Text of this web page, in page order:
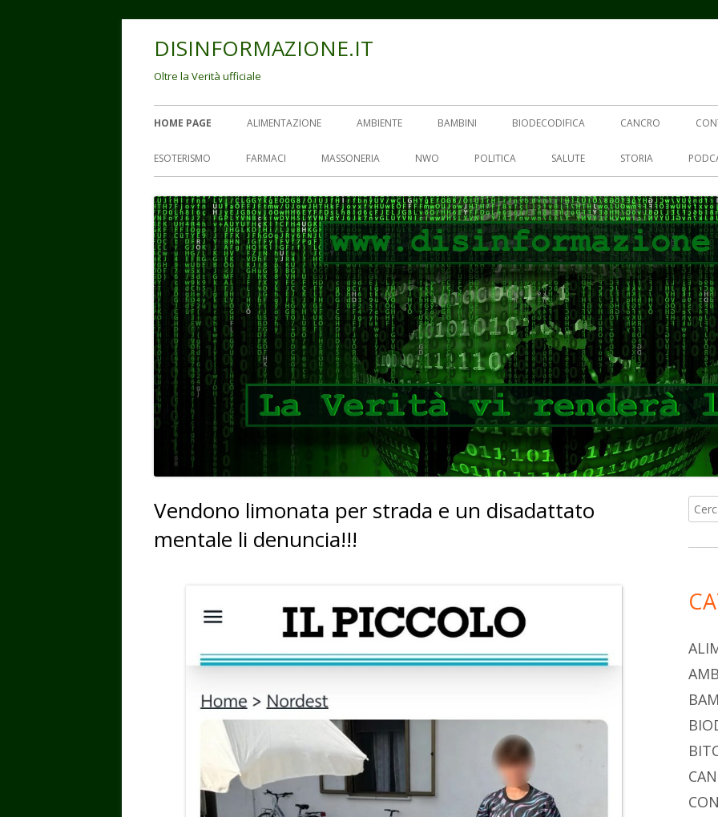
DISINFORMAZIONE.IT
Oltre la Verità ufficiale
Menu
principale
HOME PAGE ALIMENTAZIONE AMBIENTE BAMBINI BIODECODIFICA CANCRO
ESOTERISMO FARMACI MASSONERIA NWO POLITICA SALUTE STORIA
Vendono limonata per strada e un disadattato
mentale li denuncia!!!
per: